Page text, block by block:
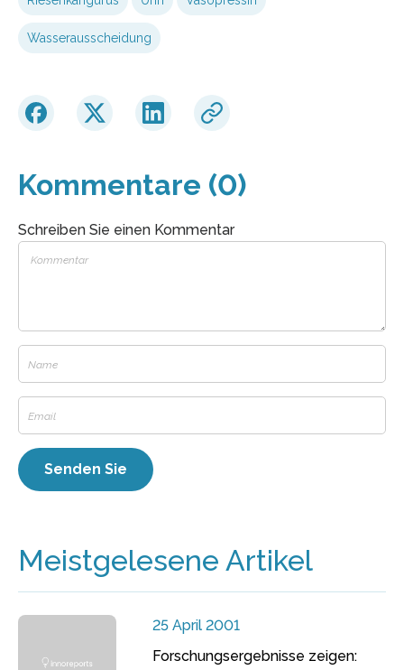
Wasserausscheidung
Kommentare (0)
Schreiben Sie einen Kommentar
Meistgelesene Artikel
25 April 2001
Forschungsergebnisse zeigen: